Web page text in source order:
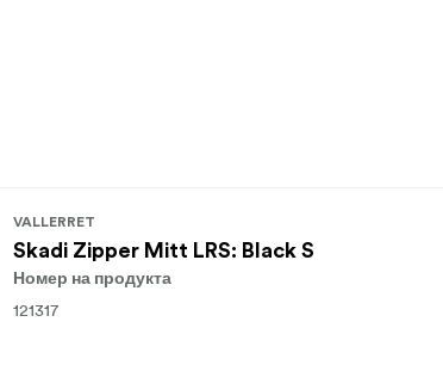
VALLERRET
Skadi Zipper Mitt LRS: Black S
Номер на продукта
121317